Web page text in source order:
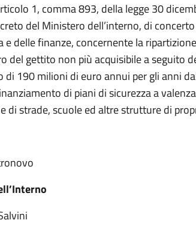
1, comma 893, della legge 30
del Ministero dell’interno, di
e delle finanze, concernente la
del gettito non più acquisibile a seguito
di 190 milioni di euro annui per gli anni
di piani di sicurezza a
di strade, scuole ed altre strutture di
Castronovo